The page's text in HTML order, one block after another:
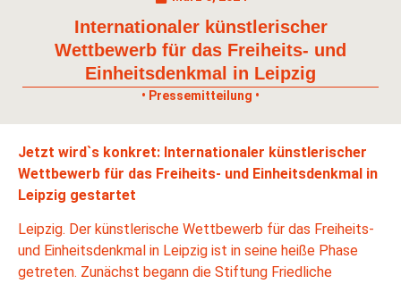
Internationaler künstlerischer
Wettbewerb für das Freiheits- und
Einheitsdenkmal in Leipzig
• Pressemitteilung •
Jetzt wird`s konkret: Internationaler künstlerischer
Wettbewerb für das Freiheits- und Einheitsdenkmal in
Leipzig gestartet
Leipzig. Der künstlerische Wettbewerb für das Freiheits-
und Einheitsdenkmal in Leipzig ist in seine heiße Phase
getreten. Zunächst begann die Stiftung Friedliche